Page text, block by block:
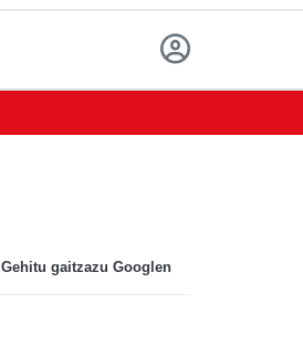
Gehitu gaitzazu Googlen